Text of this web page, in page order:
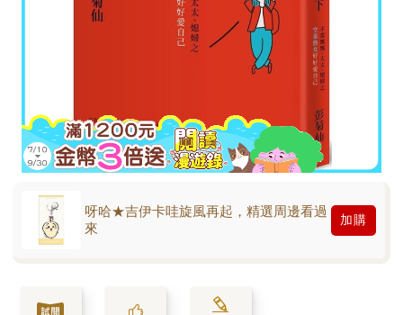
呀哈★吉伊卡哇旋風再起，精選周邊看過
來
加購